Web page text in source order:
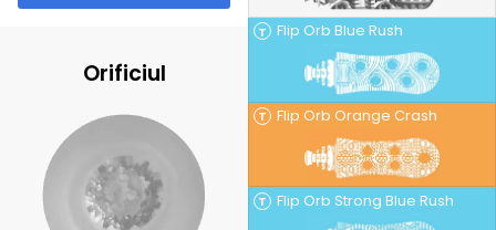
T Flip Orb Blue Rush
T Flip Orb Orange Crash
T Flip Orb Strong Blue Rush
Orificiul